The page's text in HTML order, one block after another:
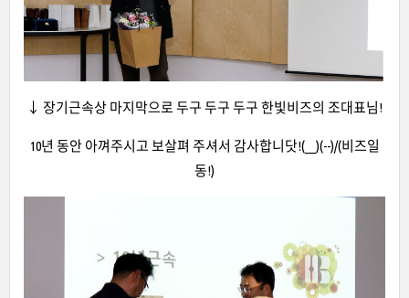
↓ 장기근속상 마지막으로 두구 두구 두구 한빛비즈의 조대표님!
10년 동안 아껴주시고 보살펴 주셔서 감사합니닷!(__)(--)/(비즈일
동!)